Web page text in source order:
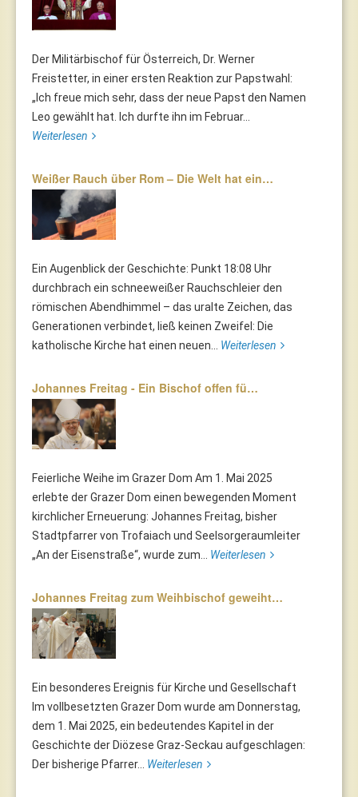
Der Militärbischof für Österreich, Dr. Werner
Freistetter, in einer ersten Reaktion zur Papstwahl:
„Ich freue mich sehr, dass der neue Papst den Namen
Leo gewählt hat. Ich durfte ihn im Februar...
Weiterlesen
Weißer Rauch über Rom – Die Welt hat ein…
Ein Augenblick der Geschichte: Punkt 18:08 Uhr
durchbrach ein schneeweißer Rauchschleier den
römischen Abendhimmel – das uralte Zeichen, das
Generationen verbindet, ließ keinen Zweifel: Die
katholische Kirche hat einen neuen... Weiterlesen
Johannes Freitag - Ein Bischof offen fü…
Feierliche Weihe im Grazer Dom Am 1. Mai 2025
erlebte der Grazer Dom einen bewegenden Moment
kirchlicher Erneuerung: Johannes Freitag, bisher
Stadtpfarrer von Trofaiach und Seelsorgeraumleiter
„An der Eisenstraße“, wurde zum... Weiterlesen
Johannes Freitag zum Weihbischof geweiht…
Ein besonderes Ereignis für Kirche und Gesellschaft
Im vollbesetzten Grazer Dom wurde am Donnerstag,
dem 1. Mai 2025, ein bedeutendes Kapitel in der
Geschichte der Diözese Graz-Seckau aufgeschlagen:
Der bisherige Pfarrer... Weiterlesen